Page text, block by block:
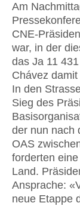
Am
CNE-
war, in der
das Ja 11
Chávez
In den
Sieg des
der nun nach
OAS
forderten
Land.
Ansprache:
neue Etappe